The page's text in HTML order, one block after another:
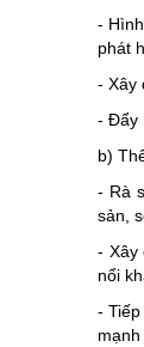
-
phát
- Xây
- Đẩy
b)
- Rà
sản,
- Xây
nổi
-